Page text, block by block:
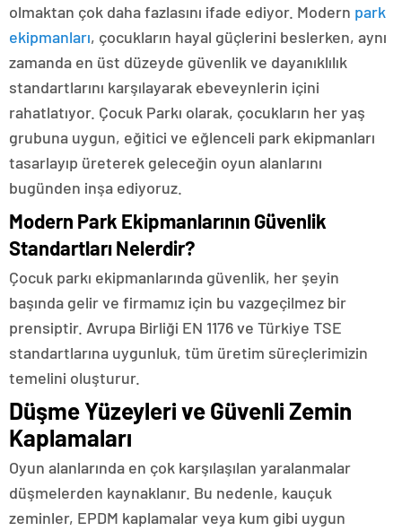
olmaktan çok daha fazlasını ifade ediyor. Modern park
ekipmanları, çocukların hayal güçlerini beslerken, aynı
zamanda en üst düzeyde güvenlik ve dayanıklılık
standartlarını karşılayarak ebeveynlerin içini
rahatlatıyor. Çocuk Parkı olarak, çocukların her yaş
grubuna uygun, eğitici ve eğlenceli park ekipmanları
tasarlayıp üreterek geleceğin oyun alanlarını
bugünden inşa ediyoruz.
Modern Park Ekipmanlarının Güvenlik
Standartları Nelerdir?
Çocuk parkı ekipmanlarında güvenlik, her şeyin
başında gelir ve firmamız için bu vazgeçilmez bir
prensiptir. Avrupa Birliği EN 1176 ve Türkiye TSE
standartlarına uygunluk, tüm üretim süreçlerimizin
temelini oluşturur.
Düşme Yüzeyleri ve Güvenli Zemin
Kaplamaları
Oyun alanlarında en çok karşılaşılan yaralanmalar
düşmelerden kaynaklanır. Bu nedenle, kauçuk
zeminler, EPDM kaplamalar veya kum gibi uygun